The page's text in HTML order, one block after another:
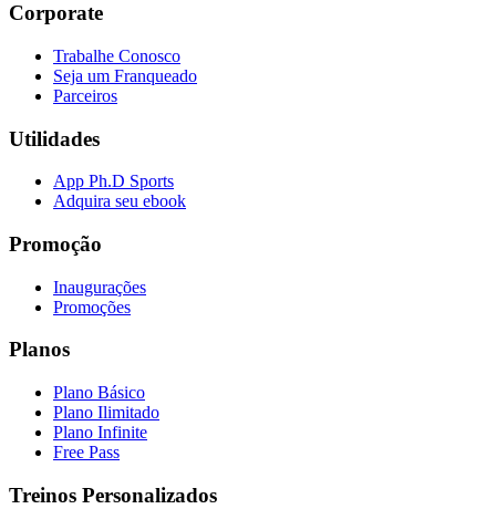
Corporate
Trabalhe Conosco
Seja um Franqueado
Parceiros
Utilidades
App Ph.D Sports
Adquira seu ebook
Promoção
Inaugurações
Promoções
Planos
Plano Básico
Plano Ilimitado
Plano Infinite
Free Pass
Treinos Personalizados